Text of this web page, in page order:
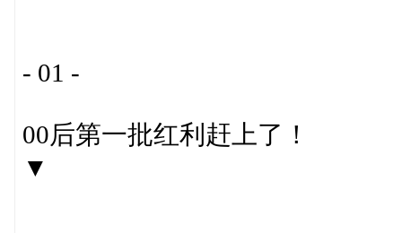
- 01 -
00后第一批红利赶上了！
▼